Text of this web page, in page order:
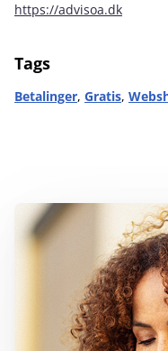
https://advisoa.dk
Tags
Betalinger, Gratis,